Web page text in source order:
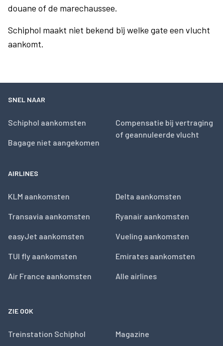
douane of de marechaussee.
Schiphol maakt niet bekend bij welke gate een vlucht
aankomt.
SNEL NAAR
Schiphol aankomsten
Bagage niet aangekomen
Compensatie bij vertraging
of geannuleerde vlucht
AIRLINES
KLM aankomsten
Transavia aankomsten
easyJet aankomsten
TUI fly aankomsten
Air France aankomsten
Delta aankomsten
Ryanair aankomsten
Vueling aankomsten
Emirates aankomsten
Alle airlines
ZIE OOK
Treinstation Schiphol Magazine